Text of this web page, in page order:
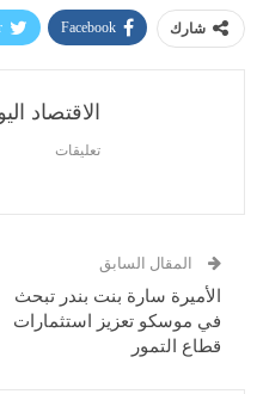
شارك Facebook
الاقتصاد
تعليقات
المقال السابق
الأميرة سارة بنت بندر تبحث
في موسكو تعزيز استثمارات
قطاع التمور